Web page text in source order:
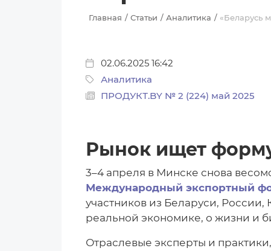
Главная Статьи Аналитика «Беларусь
02.06.2025 16:42
Аналитика
ПРОДУКТ.BY № 2 (224) май 2025
Рынок ищет
3–4 апреля в Минске снова
Международный экспортный
участников из Беларуси, России,
реальной экономике, о жизни и
Отраслевые эксперты и